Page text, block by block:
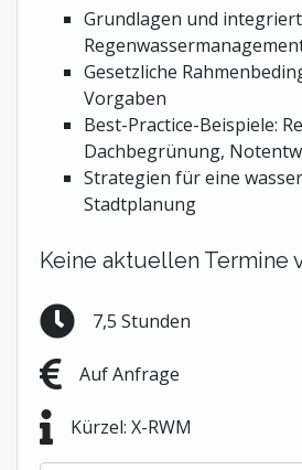
Grundlagen und
Gesetzliche
Vorgaben
Best-Practice-Beispiele:
Dachbegrünung,
Strategien für eine
Stadtplanung
Keine aktuellen Termine
7,5 Stunden
Auf Anfrage
Kürzel: X-RWM